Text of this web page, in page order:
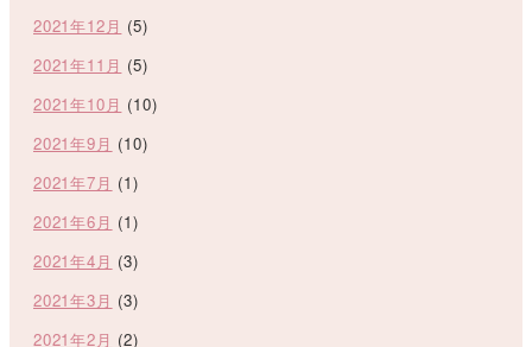
2021年12月 (5)
2021年11月 (5)
2021年10月 (10)
2021年9月 (10)
2021年7月 (1)
2021年6月 (1)
2021年4月 (3)
2021年3月 (3)
2021年2月 (2)